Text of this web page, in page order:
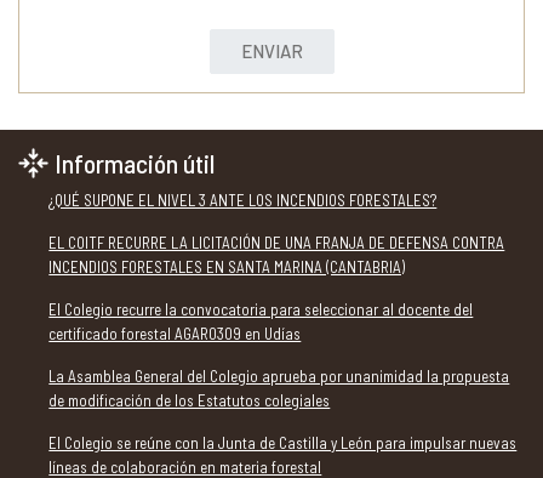
ENVIAR
Información útil
¿QUÉ SUPONE EL NIVEL 3 ANTE LOS INCENDIOS FORESTALES?
EL COITF RECURRE LA LICITACIÓN DE UNA FRANJA DE DEFENSA CONTRA
INCENDIOS FORESTALES EN SANTA MARINA (CANTABRIA)
El Colegio recurre la convocatoria para seleccionar al docente del
certificado forestal AGAR0309 en Udías
La Asamblea General del Colegio aprueba por unanimidad la propuesta
de modificación de los Estatutos colegiales
El Colegio se reúne con la Junta de Castilla y León para impulsar nuevas
líneas de colaboración en materia forestal